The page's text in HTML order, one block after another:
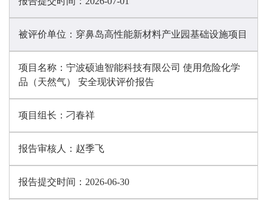
被评价单位： 穿鼻岛高性能新材料产业园基础设施项目
项目名称： 宁波硕迪智能科技有限公司 使用危险化学
品（天然气） 安全现状评价报告
项目组长： 刁春祥
报告审核人： 赵季飞
报告提交时间： 2026-06-30